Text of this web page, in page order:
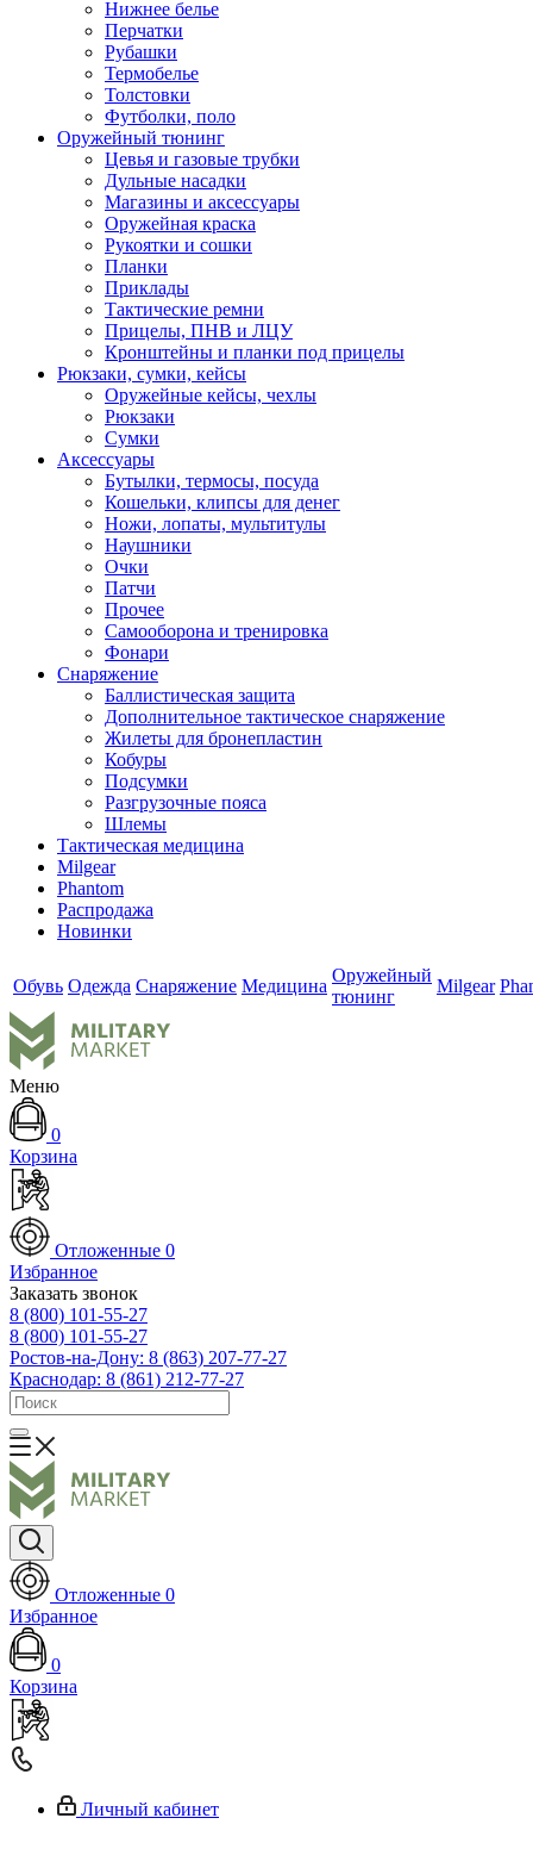
Нижнее белье
Перчатки
Рубашки
Термобелье
Толстовки
Футболки, поло
Оружейный тюнинг
Цевья и газовые трубки
Дульные насадки
Магазины и аксессуары
Оружейная краска
Рукоятки и сошки
Планки
Приклады
Тактические ремни
Прицелы, ПНВ и ЛЦУ
Кронштейны и планки под прицелы
Рюкзаки, сумки, кейсы
Оружейные кейсы, чехлы
Рюкзаки
Сумки
Аксессуары
Бутылки, термосы, посуда
Кошельки, клипсы для денег
Ножи, лопаты, мультитулы
Наушники
Очки
Патчи
Прочее
Самооборона и тренировка
Фонари
Снаряжение
Баллистическая защита
Дополнительное тактическое снаряжение
Жилеты для бронепластин
Кобуры
Подсумки
Разгрузочные пояса
Шлемы
Тактическая медицина
Milgear
Phantom
Распродажа
Новинки
Обувь Одежда Снаряжение Медицина
Оружейный
тюнинг
Milgear
Меню
0
Корзина
Отложенные 0
Избранное
Заказать звонок
8 (800) 101-55-27
8 (800) 101-55-27
Ростов-на-Дону: 8 (863) 207-77-27
Краснодар: 8 (861) 212-77-27
Отложенные 0
Избранное
0
Корзина
Личный кабинет